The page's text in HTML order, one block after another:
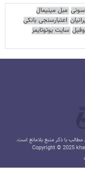
مبل مینیمال
اعتبارسنجی بانکی
سایت یوتوتایمز
با ذکر منبع بلامانع است.
Copyright © 2025